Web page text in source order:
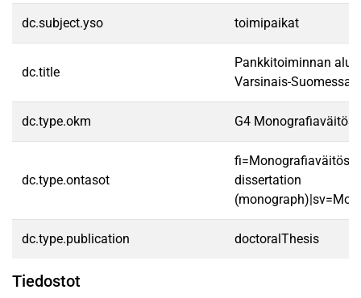
dc.subject.yso toimipaikat
dc.title
Pankkitoiminnan
Varsinais-Suomessa
dc.type.okm G4
dc.type.ontasot
dissertation
dc.type.publication doctoralThesis
Tiedostot